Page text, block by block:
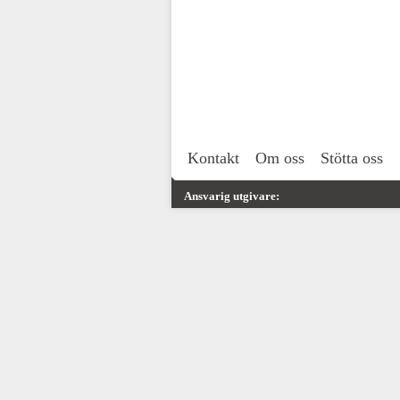
Kontakt Om oss Stötta oss
Ansvarig utgivare: